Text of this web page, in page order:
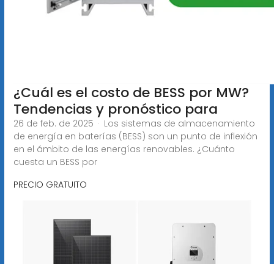
¿Cuál es el costo de BESS por MW?
Tendencias y pronóstico para
26 de feb. de 2025 · Los sistemas de almacenamiento
de energía en baterías (BESS) son un punto de inflexión
en el ámbito de las energías renovables. ¿Cuánto
cuesta un BESS por
PRECIO GRATUITO